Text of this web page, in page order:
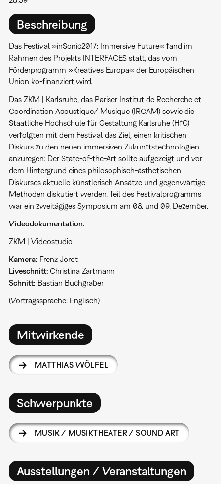
Beschreibung
Das Festival »inSonic2017: Immersive Future« fand im
Rahmen des Projekts INTERFACES statt, das vom
Förderprogramm »Kreatives Europa« der Europäischen
Union ko-finanziert wird.
Das ZKM | Karlsruhe, das Pariser Institut de Recherche et
Coordination Acoustique/ Musique (IRCAM) sowie die
Staatliche Hochschule für Gestaltung Karlsruhe (HfG)
verfolgten mit dem Festival das Ziel, einen kritischen
Diskurs zu den neuen immersiven Zukunftstechnologien
anzuregen: Der State-of-the-Art sollte aufgezeigt und vor
dem Hintergrund eines philosophisch-ästhetischen
Diskurses aktuelle künstlerisch Ansätze und gegenwärtige
Methoden diskutiert werden. Teil des Festivalprogramms
war ein zweitägiges Symposium am 08. und 09. Dezember.
Videodokumentation:
ZKM | Videostudio
Kamera: Frenz Jordt
Liveschnitt: Christina Zartmann
Schnitt: Bastian Buchgraber
(Vortragssprache: Englisch)
Mitwirkende
MATTHIAS WÖLFEL
Schwerpunkte
MUSIK / MUSIKTHEATER / SOUND ART
Ausstellungen / Veranstaltungen